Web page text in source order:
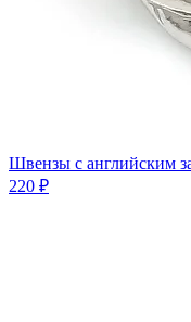
Швензы с английским
220 ₽